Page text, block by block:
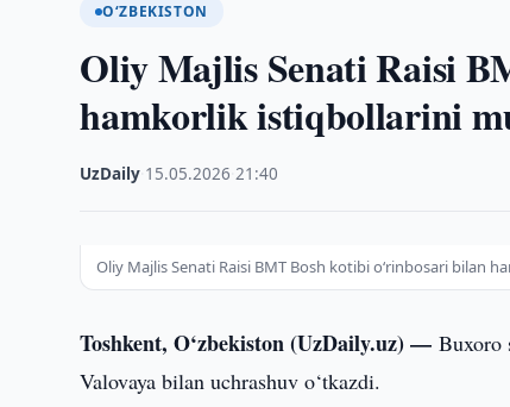
O‘ZBEKISTON
Oliy Majlis Senati Raisi
hamkorlik istiqbollarini
UzDaily 15.05.2026 ·21:40
Oliy Majlis Senati Raisi BMT Bosh kotibi oʻrinbosari bilan
Toshkent, O‘zbekiston (UzDaily.uz) —Buxoro
Valovaya bilan uchrashuv o‘tkazdi.